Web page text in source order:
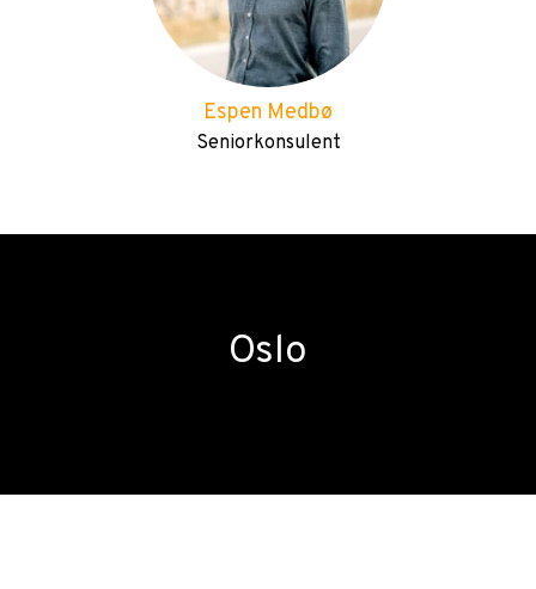
Espen Medbø
Seniorkonsulent
Oslo